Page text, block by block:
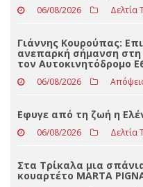
06/08/2026 Δελτία
Γιάννης Κουρούπας:
ανεπαρκή σήμανση στη
τον Αυτοκινητόδρομο
06/08/2026
Εφυγε από τη ζωή η
06/08/2026 Δελτία
Στα Τρίκαλα μια
κουαρτέτο MARTA